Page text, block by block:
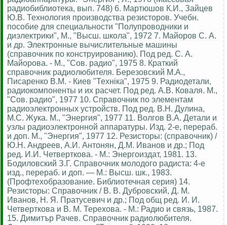
радиобиблиотека, вып. 748) 6. Мартюшов К.И., Зайцев
Ю.В. Технология производства резисторов. Учебн.
пособие для специальности "Полупроводники и
диэлектрики", М., "Высш. школа", 1972 7. Майоров С. А.
и др. Электронные вычислительные машины
(справочник по конструированию). Под ред. С. А.
Майорова. - М., "Сов. радио", 1975 8. Краткий
справочник радиолюбителя. Березовский М.А.,
Писаренко В.М. - Киев "Технiка", 1975 9. Радиодетали,
радиокомпоненты и их расчет. Под ред. А.В. Коваля. М.,
"Сов. радио", 1977 10. Справочник по элементам
радиоэлектронных устройств. Под ред. В.Н. Дулина,
М.С. Жука. М., "Энергия", 1977 11. Волгов В.А. Детали и
узлы радиоэлектронной аппаратуры. Изд. 2-е, перераб.
и доп. М., "Энергия", 1977 12. Резисторы: (справочник) /
Ю.Н. Андреев, А.И. Антонян, Д.М. Иванов и др.; Под
ред. И.И. Четверткова. - М.: Энергоиздат, 1981. 13.
Бодиловский З.Г. Справочник молодого радиста: 4-е
изд., перераб. и доп. — М.: Высш. шк., 1983.
(Профтехобразование. Библиотечная серия) 14.
Резисторы: Справочник / В. В. Дубровский, Д. М.
Иванов, Н. Я. Пратусевич и др.; Под общ ред. И. И.
Четверткова и В. М. Терехова. - М.: Радио и связь, 1987.
15. Димитър Рачев. Справочник радиолюбителя.